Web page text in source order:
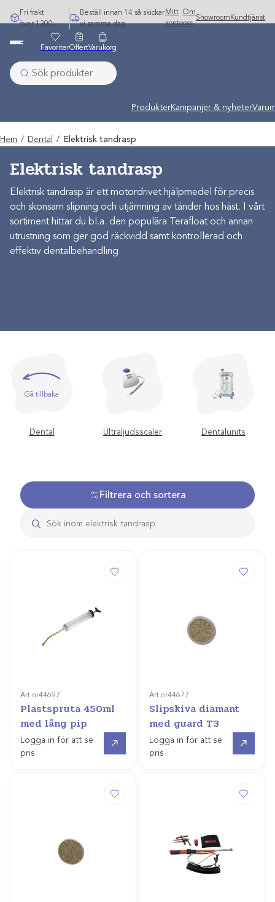
Hoppa
till
Fri frakt
över 1300:-
Beställ innan 14 så skickar
vi samma dag
Mitt
konto
Om
oss
Showroom Kundtjänst
ProdukterKampanjer & nyheter
FavoriterOffertVarukorg
Hem / Dental / Elektrisk tandrasp
Elektrisk tandrasp
Elektrisk tandrasp är ett motordrivet hjälpmedel för precis
och skonsam slipning och utjämning av tänder hos häst. I vårt
sortiment hittar du bl.a. den populära Terafloat och annan
utrustning som ger god räckvidd samt kontrollerad och
effektiv dentalbehandling.
Gå tillbaka
Dental Ultraljudsscaler Dentalunits
Filtrera och sortera
Art.nr44697
Plastspruta 450ml
med lång pip
Logga in för att se
pris
Art.nr44677
Slipskiva diamant
med guard T3
Logga in för att se
pris